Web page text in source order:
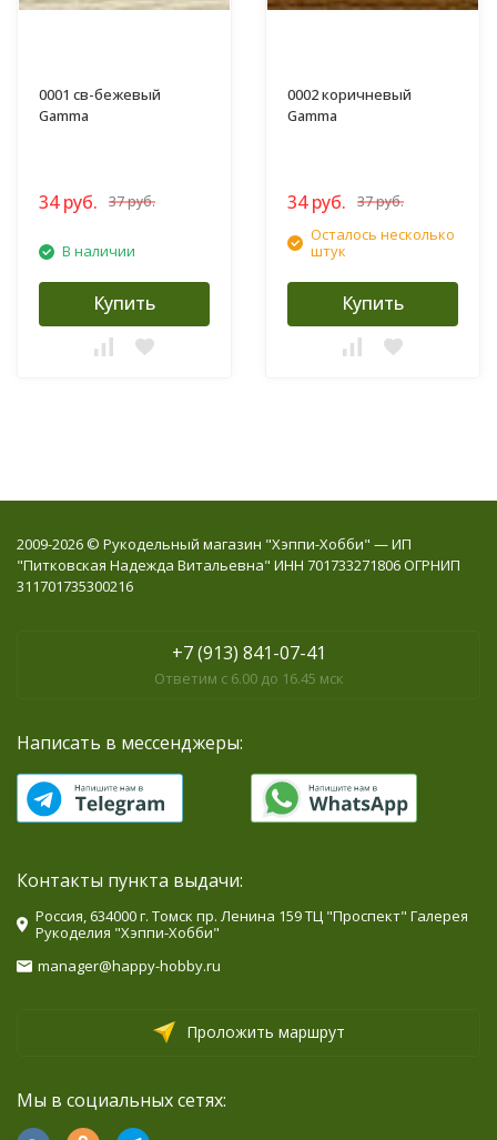
0001 св-бежевый
Gamma
34 руб. 37 руб.
В наличии
Купить
0002 коричневый
Gamma
34 руб. 37 руб.
Осталось несколько
штук
Купить
2009-2026 © Рукодельный магазин "Хэппи-Хобби" — ИП
"Питковская Надежда Витальевна" ИНН 701733271806 ОГРНИП
311701735300216
+7 (913) 841-07-41
Ответим с 6.00 до 16.45 мск
Написать в мессенджеры:
Контакты пункта выдачи:
Россия, 634000 г. Томск пр. Ленина 159 ТЦ "Проспект" Галерея
Рукоделия "Хэппи-Хобби"
manager@happy-hobby.ru
Проложить маршрут
Мы в социальных сетях: